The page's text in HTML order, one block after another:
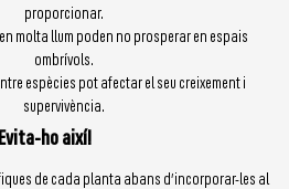
proporcionar.
molta llum poden no prosperar en espais
ombrívols.
espècies pot afectar el seu creixement i
supervivència.
ho així!
de cada planta abans d’incorporar-les al